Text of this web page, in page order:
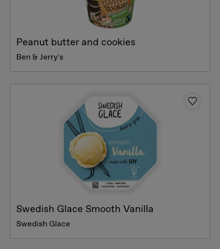
Peanut butter and cookies
Ben & Jerry's
Swedish Glace Smooth Vanilla
Swedish Glace